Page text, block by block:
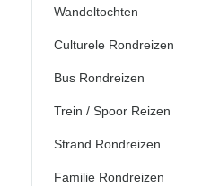
Wandeltochten
Culturele Rondreizen
Bus Rondreizen
Trein / Spoor Reizen
Strand Rondreizen
Familie Rondreizen